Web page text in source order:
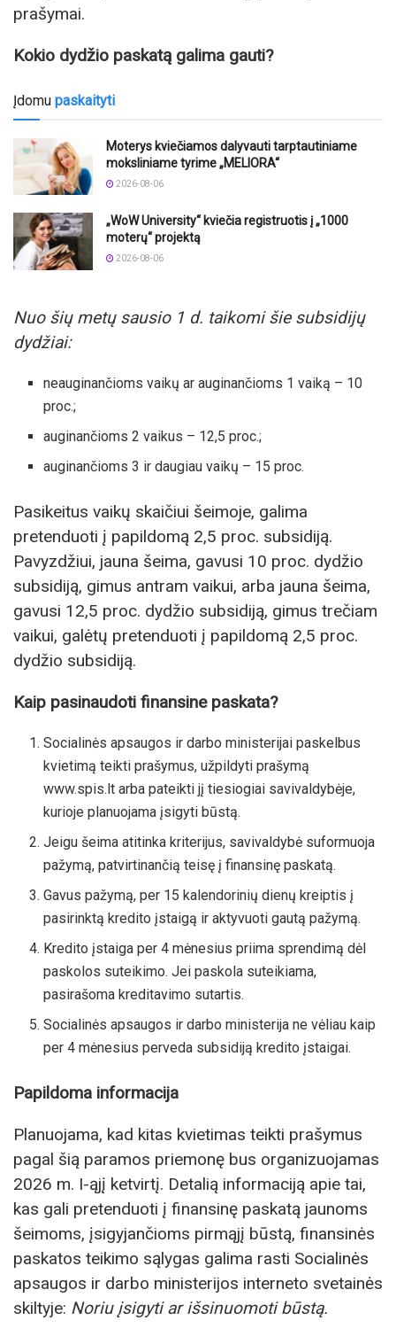
prašymai.
Kokio dydžio paskatą galima gauti?
Įdomu paskaityti
Moterys kviečiamos dalyvauti tarptautiniame
moksliniame tyrime „MELIORA“
2026-08-06
„WoW University“ kviečia registruotis į „1000
moterų“ projektą
2026-08-06
Nuo šių metų sausio 1 d. taikomi šie subsidijų
dydžiai:
neauginančioms vaikų ar auginančioms 1 vaiką – 10
proc.;
auginančioms 2 vaikus – 12,5 proc.;
auginančioms 3 ir daugiau vaikų – 15 proc.
Pasikeitus vaikų skaičiui šeimoje, galima
pretenduoti į papildomą 2,5 proc. subsidiją.
Pavyzdžiui, jauna šeima, gavusi 10 proc. dydžio
subsidiją, gimus antram vaikui, arba jauna šeima,
gavusi 12,5 proc. dydžio subsidiją, gimus trečiam
vaikui, galėtų pretenduoti į papildomą 2,5 proc.
dydžio subsidiją.
Kaip pasinaudoti finansine paskata?
Socialinės apsaugos ir darbo ministerijai paskelbus
kvietimą teikti prašymus, užpildyti prašymą
www.spis.lt arba pateikti jį tiesiogiai savivaldybėje,
kurioje planuojama įsigyti būstą.
Jeigu šeima atitinka kriterijus, savivaldybė suformuoja
pažymą, patvirtinančią teisę į finansinę paskatą.
Gavus pažymą, per 15 kalendorinių dienų kreiptis į
pasirinktą kredito įstaigą ir aktyvuoti gautą pažymą.
Kredito įstaiga per 4 mėnesius priima sprendimą dėl
paskolos suteikimo. Jei paskola suteikiama,
pasirašoma kreditavimo sutartis.
Socialinės apsaugos ir darbo ministerija ne vėliau kaip
per 4 mėnesius perveda subsidiją kredito įstaigai.
Papildoma informacija
Planuojama, kad kitas kvietimas teikti prašymus
pagal šią paramos priemonę bus organizuojamas
2026 m. I-ąjį ketvirtį. Detalią informaciją apie tai,
kas gali pretenduoti į finansinę paskatą jaunoms
šeimoms, įsigyjančioms pirmąjį būstą, finansinės
paskatos teikimo sąlygas galima rasti Socialinės
apsaugos ir darbo ministerijos interneto svetainės
skiltyje: Noriu įsigyti ar išsinuomoti būstą.